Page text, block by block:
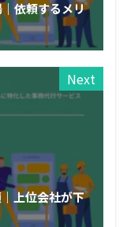
依頼するメリ
Next
上位会社が下